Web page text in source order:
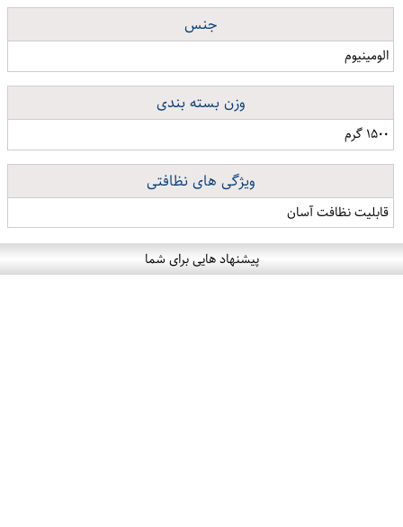
جنس
الومینیوم
وزن بسته بندی
۱۵۰۰ گرم
ویژگی های نظافتی
قابلیت نظافت آسان
پیشنهاد هایی برای شما